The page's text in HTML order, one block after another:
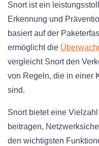
Snort ist ein
Erkennung und
basiert auf der
ermöglicht die
vergleicht Snort den
von Regeln, die in einer
sind.
Snort bietet eine
beitragen,
den wichtigsten